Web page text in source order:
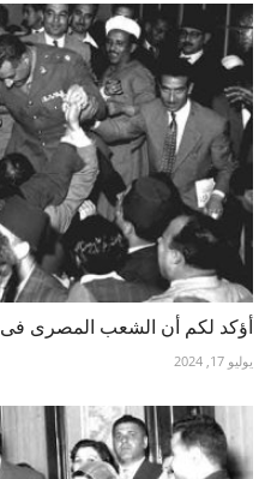
أؤكد لكم أن الشعب المصرى فى
يوليو 17, 2024